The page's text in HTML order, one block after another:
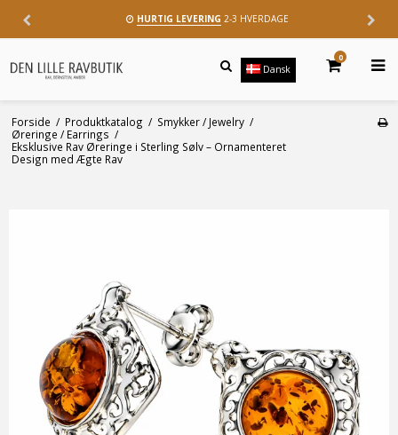
HURTIG LEVERING 2-3 HVERDAGE
Dansk
0
Forside / Produktkatalog / Smykker / Jewelry /
Øreringe / Earrings /
Eksklusive Rav Øreringe i Sterling Sølv – Ornamenteret
Design med Ægte Rav